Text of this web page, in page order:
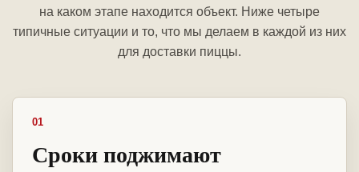
на каком этапе находится объект. Ниже четыре
типичные ситуации и то, что мы делаем в каждой из них
для доставки пиццы.
01
Сроки поджимают